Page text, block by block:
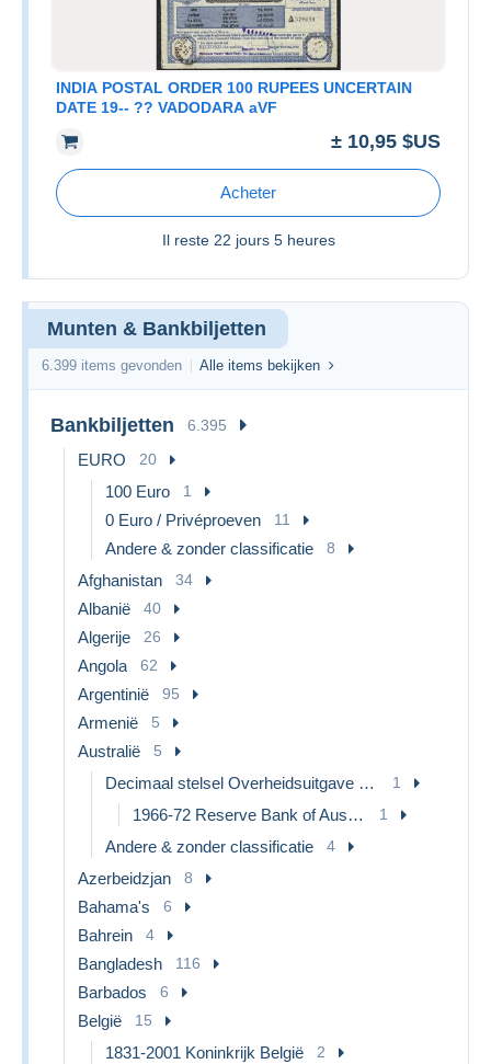
INDIA POSTAL ORDER 100 RUPEES UNCERTAIN
DATE 19-- ?? VADODARA aVF
± 10,95 $US
Acheter
Il reste 22 jours 5 heures
Munten & Bankbiljetten
6.399 items gevonden Alle items bekijken
Bankbiljetten 6.395
EURO 20
100 Euro 1
0 Euro / Privéproeven 11
Andere & zonder classificatie 8
Afghanistan 34
Albanië 40
Algerije 26
Angola 62
Argentinië 95
Armenië 5
Australië 5
Decimaal stelsel Overheidsuitgave 1966-... 1
1966-72 Reserve Bank of Australia 1
Andere & zonder classificatie 4
Azerbeidzjan 8
Bahama's 6
Bahrein 4
Bangladesh 116
Barbados 6
België 15
1831-2001 Koninkrijk België 2